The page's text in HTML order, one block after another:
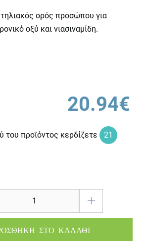
ορός προσώπου για
οξύ και νιασιναμίδη.
20.94€
του προϊόντος κερδίζετε
21
ΣΤΟ ΚΑΛΑΘΙ